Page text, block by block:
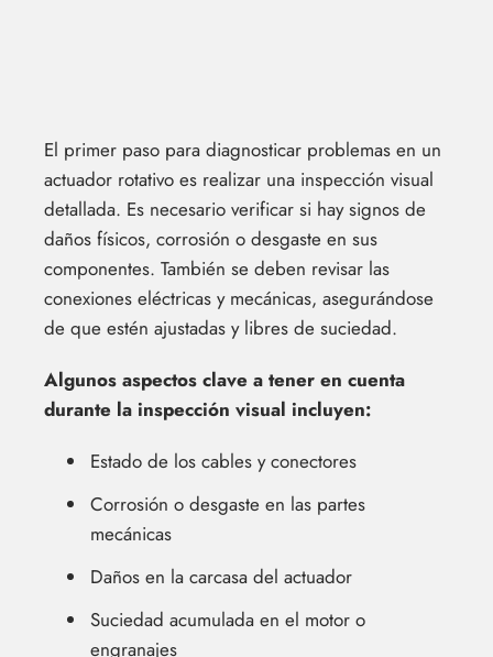
El primer paso para diagnosticar problemas en un
actuador rotativo es realizar una inspección visual
detallada. Es necesario verificar si hay signos de
daños físicos, corrosión o desgaste en sus
componentes. También se deben revisar las
conexiones eléctricas y mecánicas, asegurándose
de que estén ajustadas y libres de suciedad.
Algunos aspectos clave a tener en cuenta
durante la inspección visual incluyen:
Estado de los cables y conectores
Corrosión o desgaste en las partes
mecánicas
Daños en la carcasa del actuador
Suciedad acumulada en el motor o
engranajes